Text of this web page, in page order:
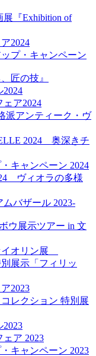
『Exhibition of
2024
プ・キャンペーン
匠の技』
ア2024
派アンティーク・ヴ
2024 奥深きチ
キャンペーン 2024
ヴィオラの多様
バザール 2023-
ウ展示ツアー in 文
イオリン展
展示「フィリッ
2023
レクション 特別展
ア 2023
キャンペーン 2023